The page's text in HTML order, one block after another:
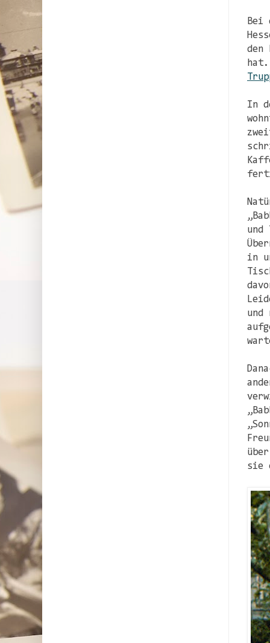
Bei
den
In
und
in
und
sie